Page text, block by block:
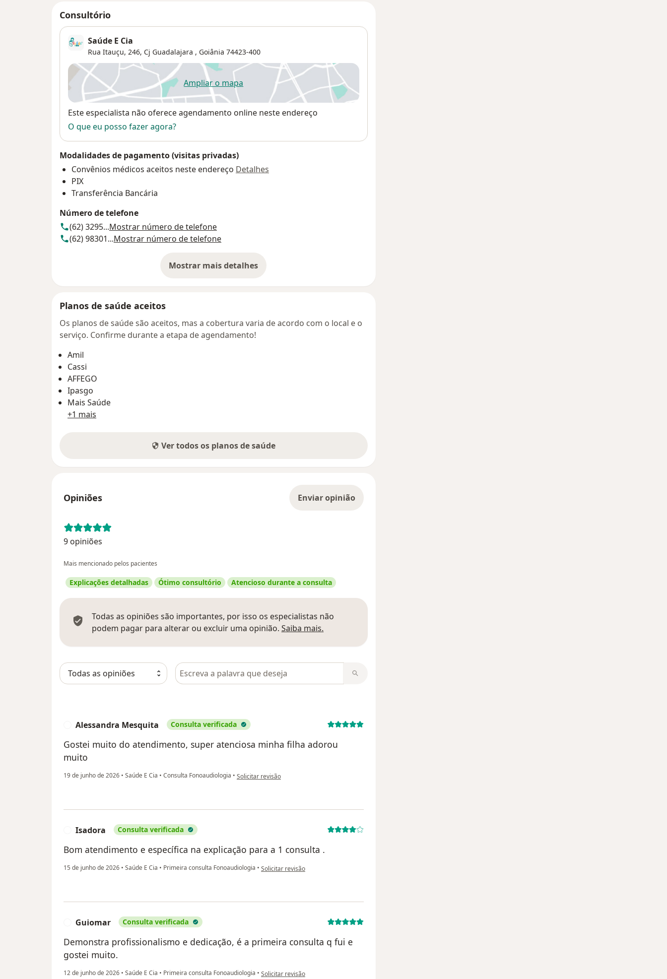
Consultório
Saúde E Cia
Rua Itauçu, 246, Cj Guadalajara , Goiânia 74423-400
Ampliar o mapaabre num novo separador
Disponibilidade
Este especialista não oferece agendamento online neste endereço
O que eu posso fazer agora?
Modalidades de pagamento (visitas privadas)
Convênios médicos aceitos neste endereço Detalhes
PIX
Transferência Bancária
Número de telefone
(62) 3295...Mostrar número de telefone
(62) 98301...Mostrar número de telefone
Mostrar mais detalhes
sobre o endereço
Planos de saúde aceitos
Os planos de saúde são aceitos, mas a cobertura varia de acordo com o local e o
serviço. Confirme durante a etapa de agendamento!
Amil
Cassi
AFFEGO
Ipasgo
Mais Saúde
+1 mais
Ver todos os planos de saúde
Opiniões Enviar opinião
9 opiniões
Mais mencionado pelos pacientes
Explicações detalhadas Ótimo consultório Atencioso durante a consulta
Todas as opiniões são importantes, por isso os especialistas não
podem pagar para alterar ou excluir uma opinião. Saiba mais.
Pesquisar em opiniões
Alessandra Mesquita Consulta verificada
Gostei muito do atendimento, super atenciosa minha filha adorou
muito
19 de junho de 2026 • Saúde E Cia • Consulta Fonoaudiologia • na opinião do utilizador Alessandra Mesquita
Solicitar revisão
Isadora Consulta verificada
Bom atendimento e específica na explicação para a 1 consulta .
15 de junho de 2026 • Saúde E Cia • Primeira consulta Fonoaudiologia • na opinião do utilizador Isadora
Solicitar revisão
Guiomar Consulta verificada
Demonstra profissionalismo e dedicação, é a primeira consulta q fui e
gostei muito.
12 de junho de 2026 • Saúde E Cia • Primeira consulta Fonoaudiologia • na opinião do utilizador Guiomar
Solicitar revisão